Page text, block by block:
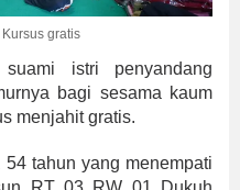
gratis
suami istri penyandang
bagi sesama kaum
menjahit gratis.
tahun yang menempati